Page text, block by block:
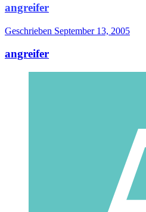
angreifer
Geschrieben September 13, 2005
angreifer